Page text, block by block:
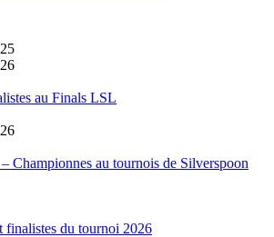
au Finals LSL
Championnes au tournois de Silverspoon
finalistes du tournoi 2026